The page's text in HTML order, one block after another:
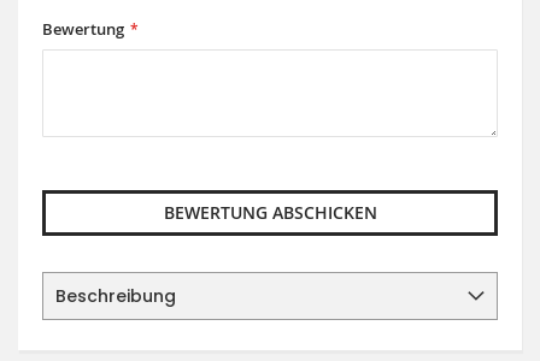
Bewertung
BEWERTUNG ABSCHICKEN
Beschreibung